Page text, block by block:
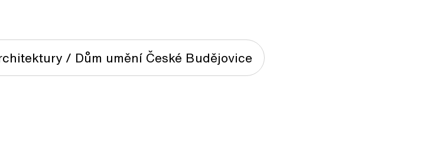
/ Dům umění České Budějovice